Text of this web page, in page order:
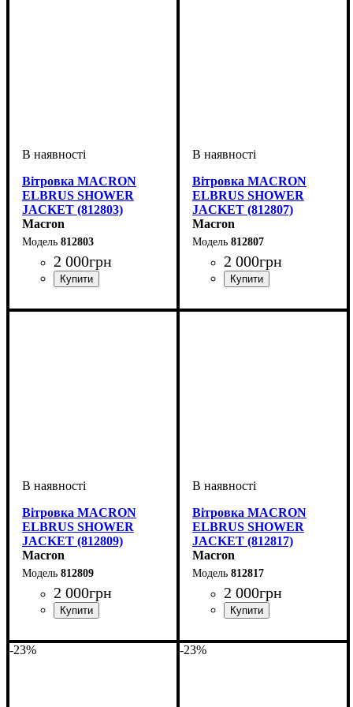
Вітровка MACRON
ELBRUS SHOWER
JACKET (812803)
Macron
812803
2 000грн
Вітровка MACRON
ELBRUS SHOWER
JACKET (812807)
Macron
812807
2 000грн
Вітровка MACRON
ELBRUS SHOWER
JACKET (812809)
Macron
812809
2 000грн
Вітровка MACRON
ELBRUS SHOWER
JACKET (812817)
Macron
812817
2 000грн
-23% -23%